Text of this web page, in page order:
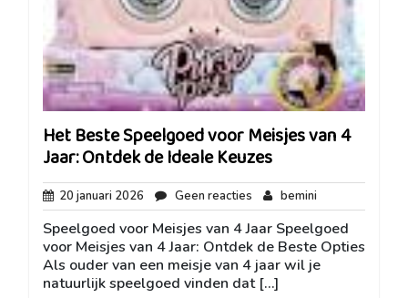
Het Beste Speelgoed voor Meisjes van 4
Jaar: Ontdek de Ideale Keuzes
20 januari 2026 20
januari
2026
Geen reacties Geen
reacties
bemini
Speelgoed voor Meisjes van 4 Jaar Speelgoed
voor Meisjes van 4 Jaar: Ontdek de Beste Opties
Als ouder van een meisje van 4 jaar wil je
natuurlijk speelgoed vinden dat […]